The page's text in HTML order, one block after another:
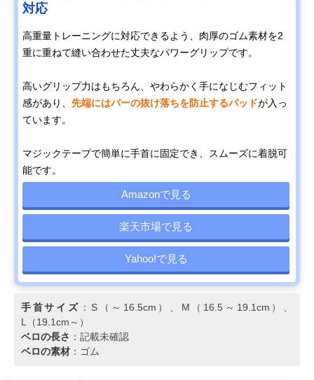
対応
高重量トレーニングに対応できるよう、肉厚のゴム素材を2
重に重ねて縫い合わせた丈夫なパワーグリップです。
高いグリップ力はもちろん、やわらかく手になじむフィット
感があり、 先端にはバーの抜け落ちを防止するパッドが入っ
ています。
マジックテープで簡単に手首に固定でき、スムーズに着脱可
能です。
Amazonで見る
楽天市場で見る
Yahoo!で見る
手首サイズ ：S（～16.5cm）、M（16.5～19.1cm）、
L（19.1cm～）
ベロの長さ ：記載未確認
ベロの素材 ：ゴム